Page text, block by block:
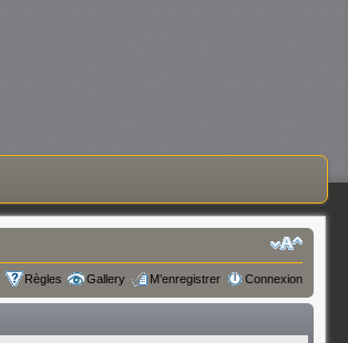
Règles Gallery M’enregistrer Connexion